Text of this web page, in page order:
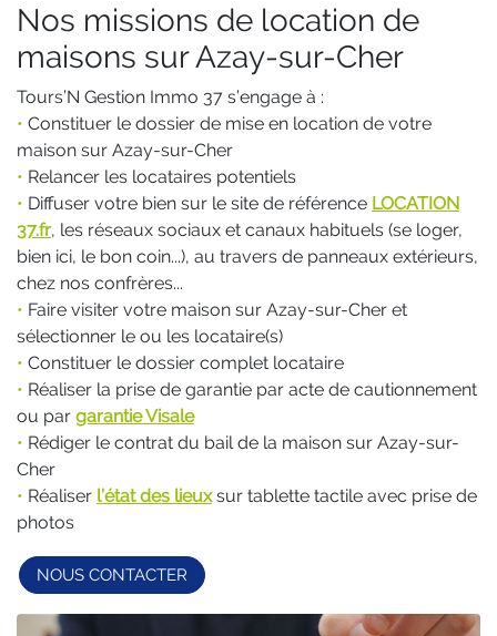
Nos missions de location de
maisons sur Azay-sur-Cher
Tours’N Gestion Immo 37 s’engage à :
• Constituer le dossier de mise en location de votre
maison sur Azay-sur-Cher
• Relancer les locataires potentiels
• Diffuser votre bien sur le site de référence LOCATION
37.fr, les réseaux sociaux et canaux habituels (se loger,
bien ici, le bon coin...), au travers de panneaux extérieurs,
chez nos confrères...
• Faire visiter votre maison sur Azay-sur-Cher et
sélectionner le ou les locataire(s)
• Constituer le dossier complet locataire
• Réaliser la prise de garantie par acte de cautionnement
ou par garantie Visale
• Rédiger le contrat du bail de la maison sur Azay-sur-
Cher
• Réaliser l’état des lieuxsur tablette tactile avec prise de
photos
NOUS CONTACTER